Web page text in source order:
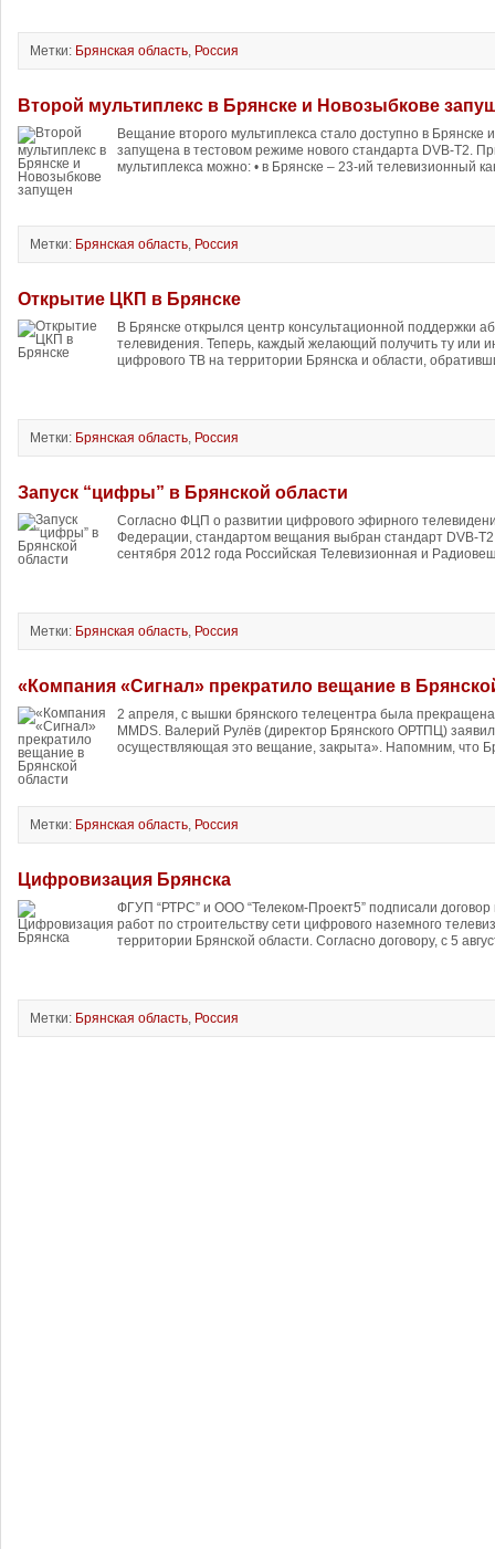
Метки: Брянская область, Россия
Второй мультиплекс в Брянске и Новозыбкове
Вещание второго мультиплекса стало доступно в Брянске
запущена в тестовом режиме нового стандарта DVB-T2.
мультиплекса можно: • в Брянске – 23-ий телевизионный
Метки: Брянская область, Россия
Открытие ЦКП в Брянске
В Брянске открылся центр консультационной поддержки
телевидения. Теперь, каждый желающий получить ту или
цифрового ТВ на территории Брянска и области,
Метки: Брянская область, Россия
Запуск “цифры” в Брянской области
Согласно ФЦП о развитии цифрового эфирного
Федерации, стандартом вещания выбран стандарт DVB-
сентября 2012 года Российская Телевизионная и
Метки: Брянская область, Россия
«Компания «Сигнал» прекратило вещание в
2 апреля, с вышки брянского телецентра была
MMDS. Валерий Рулёв (директор Брянского ОРТПЦ)
осуществляющая это вещание, закрыта». Напомним, что
Метки: Брянская область, Россия
Цифровизация Брянска
ФГУП “РТРС” и ООО “Телеком-Проект5” подписали
работ по строительству сети цифрового наземного
территории Брянской области. Согласно договору, с 5
Метки: Брянская область, Россия